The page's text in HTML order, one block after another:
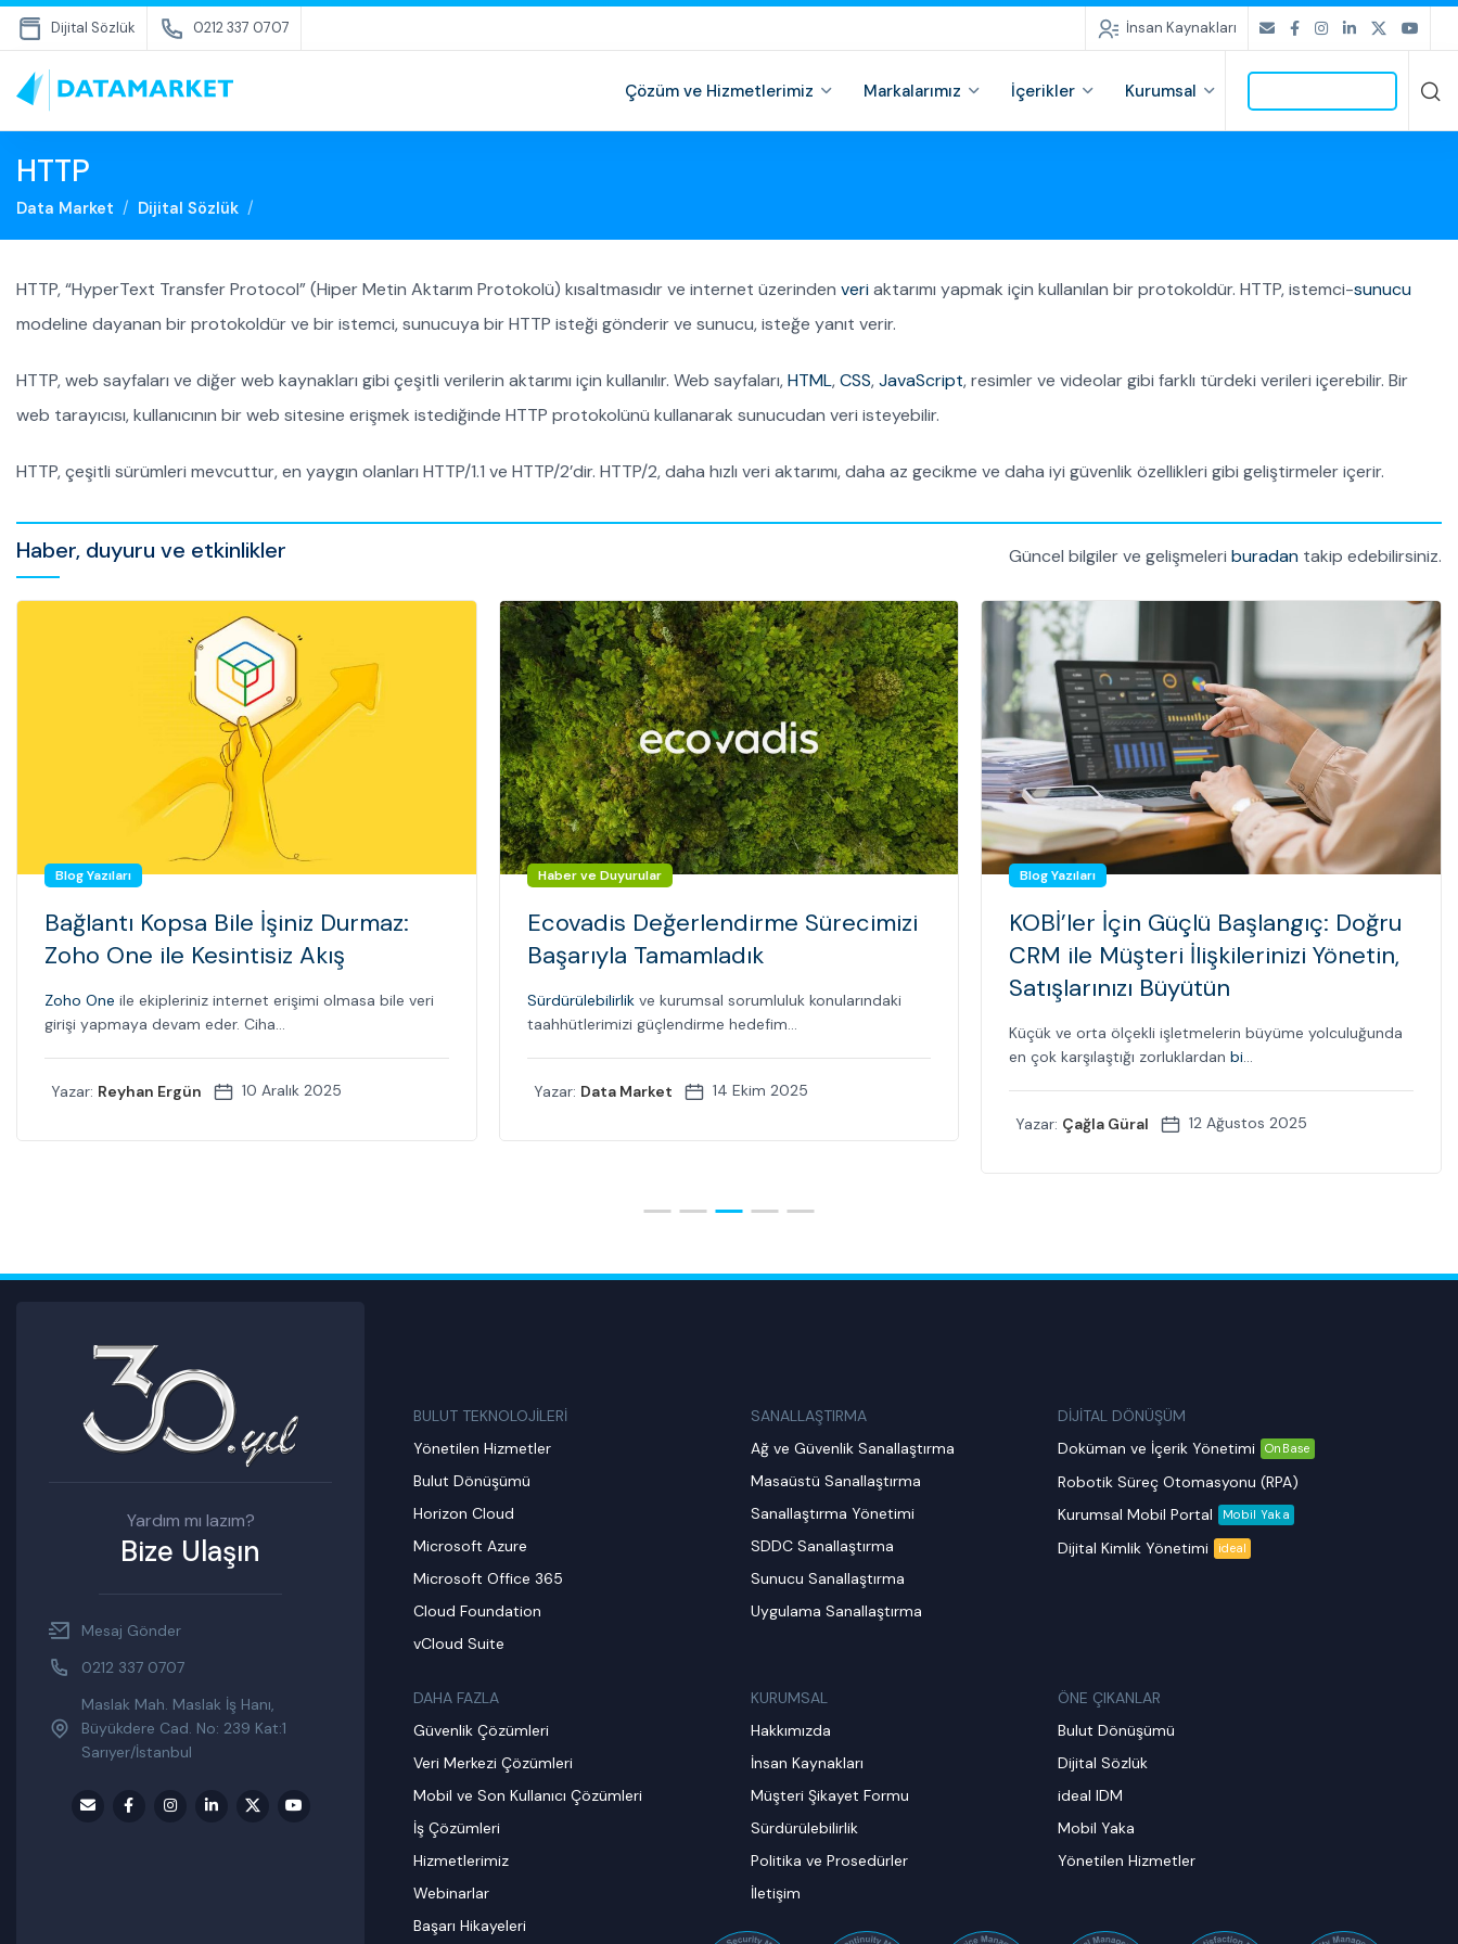
Dijital Sözlük 0212 337 0707 İnsan Kaynakları
Çözüm ve Hizmetlerimiz Markalarımız İçerikler Kurumsal
HTTP
Data Market Dijital Sözlük
HTTP, “HyperText Transfer Protocol” (Hiper Metin Aktarım Protokolü) kısaltmasıdır ve internet üzerinden veriaktarımı yapmak için kullanılan bir protokoldür. HTTP, istemci-sunucu
modeline dayanan bir protokoldür ve bir istemci, sunucuya bir HTTP isteği gönderir ve sunucu, isteğe yanıt verir.
HTTP, web sayfaları ve diğer web kaynakları gibi çeşitli verilerin aktarımı için kullanılır. Web sayfaları,HTML,CSS,JavaScript, resimler ve videolar gibi farklı türdeki verileri içerebilir. Bir
web tarayıcısı, kullanıcının bir web sitesine erişmek istediğinde HTTP protokolünü kullanarak sunucudan veri isteyebilir.
HTTP, çeşitli sürümleri mevcuttur, en yaygın olanları HTTP/1.1 ve HTTP/2’dir. HTTP/2, daha hızlı veri aktarımı, daha az gecikme ve daha iyi güvenlik özellikleri gibi geliştirmeler içerir.
Haber, duyuru ve etkinlikler Güncel bilgiler ve gelişmeleri buradan takip edebilirsiniz.
Blog Yazıları
Bağlantı Kopsa Bile İşiniz Durmaz:
Zoho One ile Kesintisiz Akış
Zoho One ile ekipleriniz internet erişimi olmasa bile veri
girişi yapmaya devam eder. Ciha...
Yazar: Reyhan Ergün 10 Aralık 2025
Haber ve Duyurular
Ecovadis Değerlendirme Sürecimizi
Başarıyla Tamamladık
Sürdürülebilirlikve kurumsal sorumluluk konularındaki
taahhütlerimizi güçlendirme hedefim...
Yazar: Data Market 14 Ekim 2025
Blog Yazıları
KOBİ’ler İçin Güçlü Başlangıç: Doğru
CRM ile Müşteri İlişkilerinizi Yönetin,
Satışlarınızı Büyütün
Küçük ve orta ölçekli işletmelerin büyüme yolculuğunda
en çok karşılaştığı zorluklardanbi...
Yazar: Çağla Güral 12 Ağustos 2025
Yardım mı lazım?
Bize Ulaşın
Mesaj Gönder
0212 337 0707
Maslak Mah. Maslak İş Hanı,
Büyükdere Cad. No: 239 Kat:1
Sarıyer/İstanbul
BULUT TEKNOLOJİLERİ
Yönetilen Hizmetler
Bulut Dönüşümü
Horizon Cloud
Microsoft Azure
Microsoft Office 365
Cloud Foundation
vCloud Suite
SANALLAŞTIRMA
Ağ ve Güvenlik Sanallaştırma
Masaüstü Sanallaştırma
Sanallaştırma Yönetimi
SDDC Sanallaştırma
Sunucu Sanallaştırma
Uygulama Sanallaştırma
DİJİTAL DÖNÜŞÜM
Doküman ve İçerik Yönetimi
OnBase
Robotik Süreç Otomasyonu (RPA)
Kurumsal Mobil Portal
Mobil Yaka
Dijital Kimlik Yönetimi ideal
DAHA FAZLA
Güvenlik Çözümleri
Veri Merkezi Çözümleri
Mobil ve Son Kullanıcı Çözümleri
İş Çözümleri
Hizmetlerimiz
Webinarlar
Başarı Hikayeleri
KURUMSAL
Hakkımızda
İnsan Kaynakları
Müşteri Şikayet Formu
Sürdürülebilirlik
Politika ve Prosedürler
İletişim
ÖNE ÇIKANLAR
Bulut Dönüşümü
Dijital Sözlük
ideal IDM
Mobil Yaka
Yönetilen Hizmetler